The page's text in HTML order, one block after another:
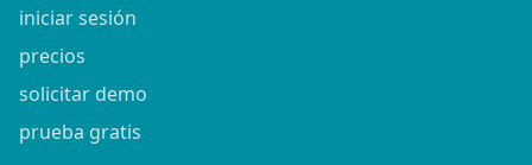
iniciar sesión
precios
solicitar demo
prueba gratis